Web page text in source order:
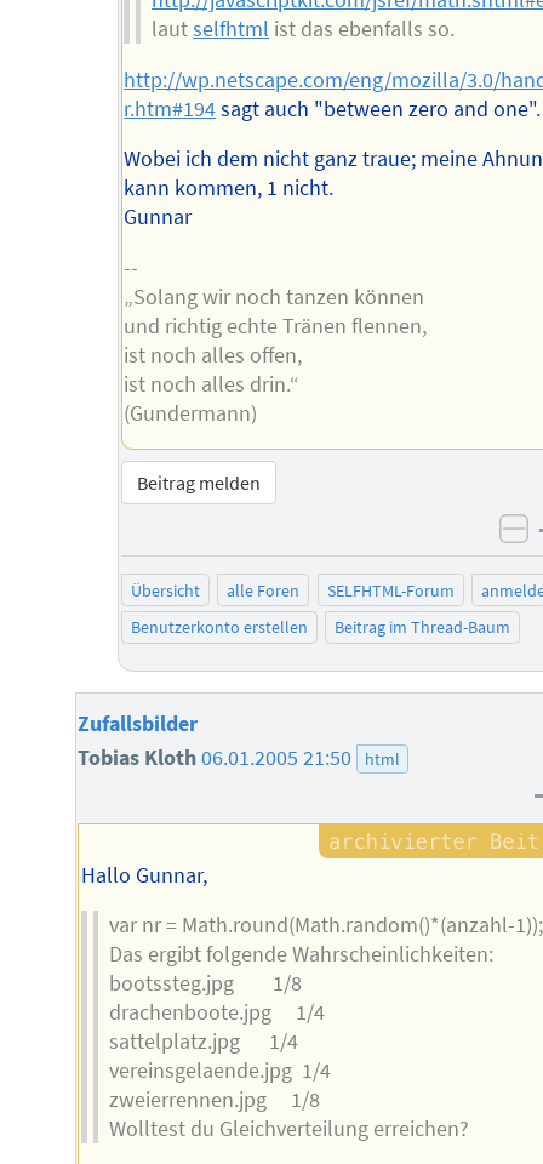
lautselfhtml ist das ebenfalls so.
http://wp.netscape.com/eng/mozilla/3.0/
r.htm#194sagt auch "between zero and one".
Wobei ich dem nicht ganz traue; meine
kann kommen, 1 nicht.
Gunnar
--
„Solang wir noch tanzen können
und richtig echte Tränen flennen,
ist noch alles offen,
ist noch alles drin.“
(Gundermann)
Beitrag melden
Übersicht alle Foren SELFHTML-Forum
Benutzerkonto erstellen
Beitrag im Thread-Baum
Zufallsbilder
Tobias Kloth06.01.2005 21:50 html
Hallo Gunnar,
var nr = Math.round(Math.random()*(anzahl-1));
Das ergibt folgende Wahrscheinlichkeiten:
bootssteg.jpg 1/8
drachenboote.jpg 1/4
sattelplatz.jpg 1/4
vereinsgelaende.jpg 1/4
zweierrennen.jpg 1/8
Wolltest du Gleichverteilung erreichen?